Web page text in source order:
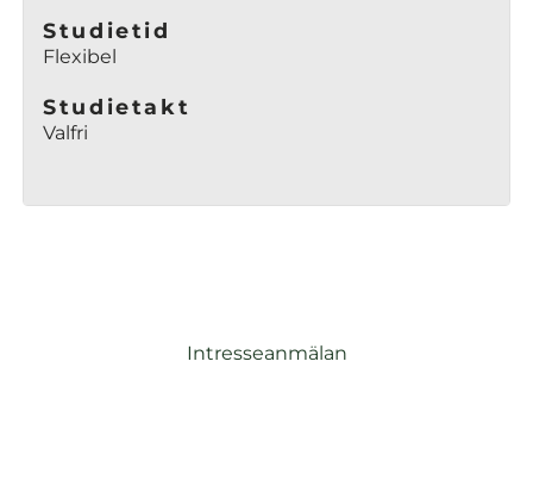
Studietid
Flexibel
Studietakt
Valfri
Intresseanmälan